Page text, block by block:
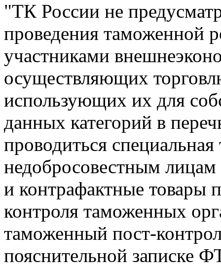
"ТК России не
проведения таможенной
участниками
осуществляющих
использующих их для
данных категорий в
проводиться
недобросовестным лицам
и контрафактные товары
контроля таможенных
таможенный пост-
пояснительной записке